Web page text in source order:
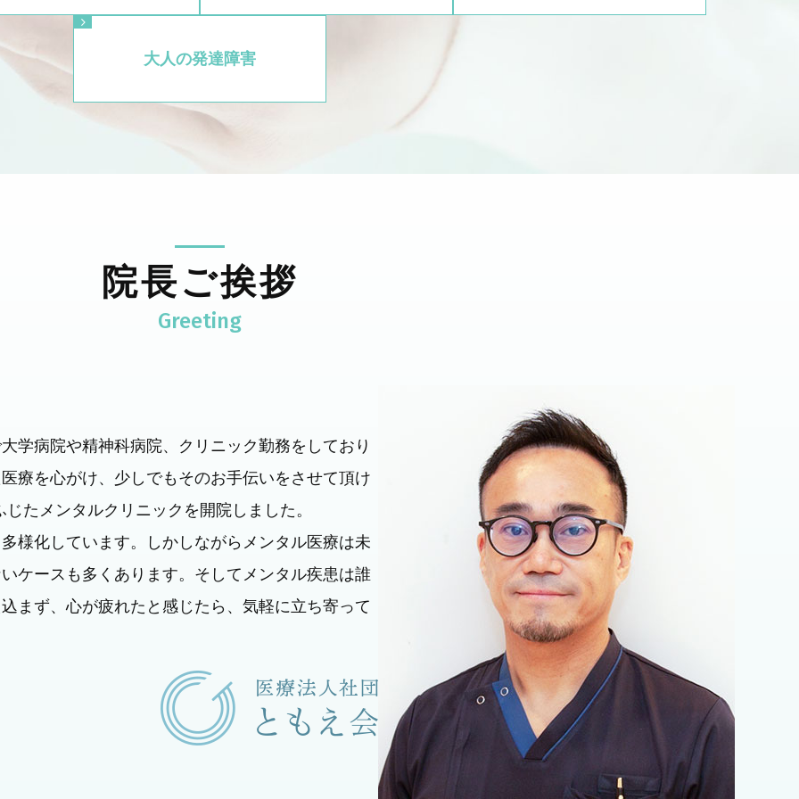
大人の発達障害
院長ご挨拶
学病院や精神科病院、クリニック勤務をしており
療を心がけ、少しでもそのお手伝いをさせて頂け
たメンタルクリニックを開院しました。
様化しています。しかしながらメンタル医療は未
ケースも多くあります。そしてメンタル疾患は誰
まず、心が疲れたと感じたら、気軽に立ち寄って